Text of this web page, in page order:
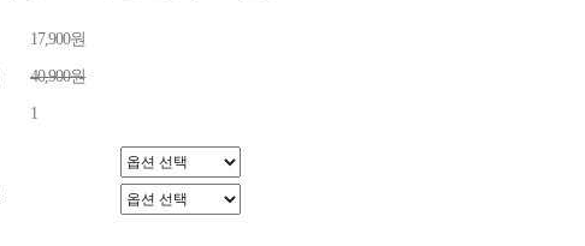
17,900원
40,900원
1